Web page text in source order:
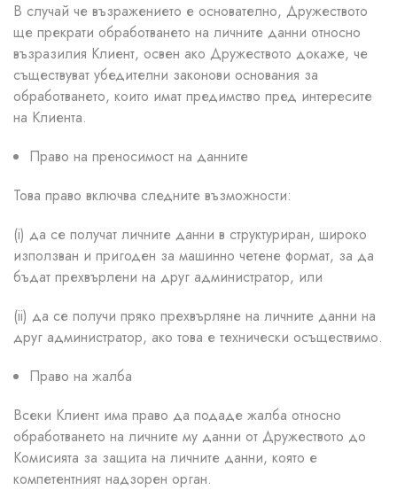
В случай че възражението е основателно, Дружеството
ще прекрати обработването на личните данни относно
възразилия Клиент, освен ако Дружеството докаже, че
съществуват убедителни законови основания за
обработването, които имат предимство пред интересите
на Клиента.
Право на преносимост на данните
Това право включва следните възможности:
(i) да се получат личните данни в структуриран, широко
използван и пригоден за машинно четене формат, за да
бъдат прехвърлени на друг администратор, или
(ii) да се получи пряко прехвърляне на личните данни на
друг администратор, ако това е технически осъществимо.
Право на жалба
Всеки Клиент има право да подаде жалба относно
обработването на личните му данни от Дружеството до
Комисията за защита на личните данни, която е
компетентният надзорен орган.